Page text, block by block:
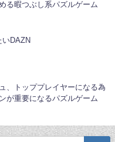
る暇つぶし系パズルゲーム
いDAZN
、トッププレイヤーになる為
が重要になるパズルゲーム